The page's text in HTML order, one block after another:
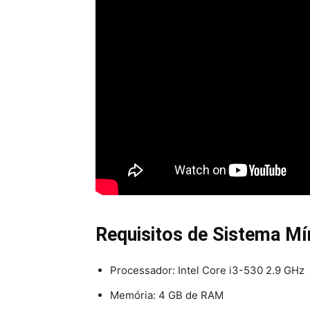
Requisitos de Sistema
Processador: Intel Core i3-530 2.9 GHz
Memória: 4 GB de RAM